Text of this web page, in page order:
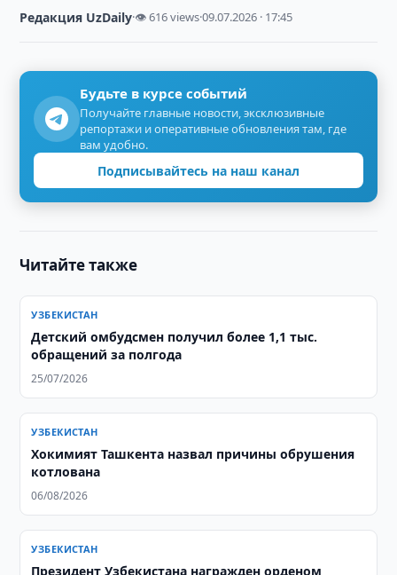
Редакция UzDaily·👁 616 views·09.07.2026 · 17:45
Будьте в курсе событий
Получайте главные новости, эксклюзивные
репортажи и оперативные обновления там, где
вам удобно.
Подписывайтесь на наш канал
Читайте также
УЗБЕКИСТАН
Детский омбудсмен получил более 1,1 тыс.
обращений за полгода
25/07/2026
УЗБЕКИСТАН
Хокимият Ташкента назвал причины обрушения
котлована
06/08/2026
УЗБЕКИСТАН
Президент Узбекистана награжден орденом